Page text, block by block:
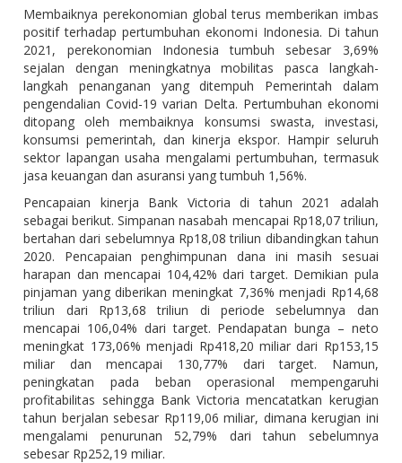
Membaiknya perekonomian global terus memberikan imbas
positif terhadap pertumbuhan ekonomi Indonesia. Di tahun
2021, perekonomian Indonesia tumbuh sebesar 3,69%
sejalan dengan meningkatnya mobilitas pasca langkah-
langkah penanganan yang ditempuh Pemerintah dalam
pengendalian Covid-19 varian Delta. Pertumbuhan ekonomi
ditopang oleh membaiknya konsumsi swasta, investasi,
konsumsi pemerintah, dan kinerja ekspor. Hampir seluruh
sektor lapangan usaha mengalami pertumbuhan, termasuk
jasa keuangan dan asuransi yang tumbuh 1,56%.
Pencapaian kinerja Bank Victoria di tahun 2021 adalah
sebagai berikut. Simpanan nasabah mencapai Rp18,07 triliun,
bertahan dari sebelumnya Rp18,08 triliun dibandingkan tahun
2020. Pencapaian penghimpunan dana ini masih sesuai
harapan dan mencapai 104,42% dari target. Demikian pula
pinjaman yang diberikan meningkat 7,36% menjadi Rp14,68
triliun dari Rp13,68 triliun di periode sebelumnya dan
mencapai 106,04% dari target. Pendapatan bunga – neto
meningkat 173,06% menjadi Rp418,20 miliar dari Rp153,15
miliar dan mencapai 130,77% dari target. Namun,
peningkatan pada beban operasional mempengaruhi
profitabilitas sehingga Bank Victoria mencatatkan kerugian
tahun berjalan sebesar Rp119,06 miliar, dimana kerugian ini
mengalami penurunan 52,79% dari tahun sebelumnya
sebesar Rp252,19 miliar.